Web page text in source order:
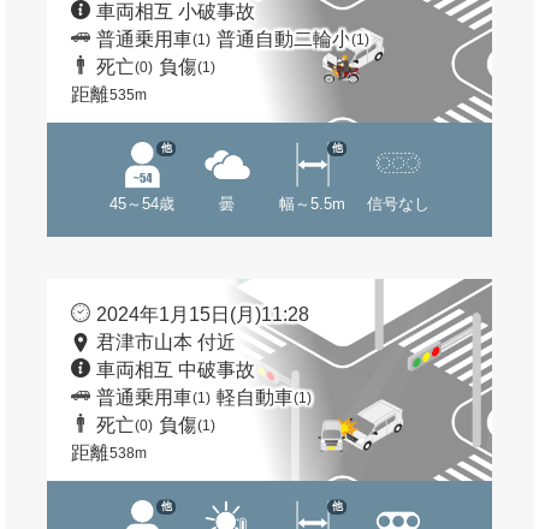
車両相互 小破事故
普通乗用車(1) 普通自動二輪小(1)
死亡(0) 負傷(1)
距離535m
45～54歳
他
曇 幅～5.5m
他
信号なし
2024年1月15日(月)11:28
君津市山本 付近
車両相互 中破事故
普通乗用車(1) 軽自動車(1)
死亡(0) 負傷(1)
距離538m
他 他